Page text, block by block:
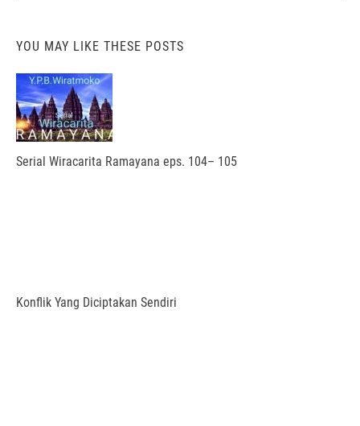
YOU MAY LIKE THESE POSTS
Serial Wiracarita Ramayana eps. 104– 105
Konflik Yang Diciptakan Sendiri